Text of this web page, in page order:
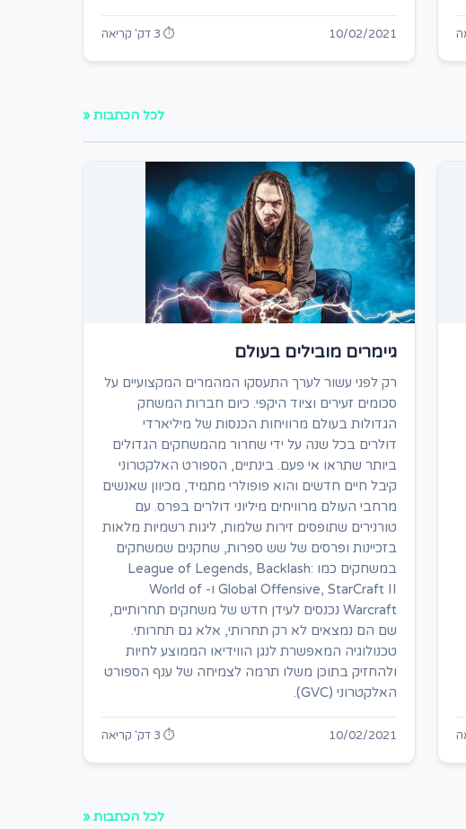
10/02/2021 ⏱ 3 דק' קריאה
לכל הכתבות «
גיימרים מובילים בעולם
רק לפני עשור לערך התעסקו המהמרים המקצועיים על
סכומים זעירים וציוד היקפי. כיום חברות המשחק
הגדולות בעולם מרוויחות הכנסות של מיליארדי
דולרים בכל שנה על ידי שחרור מהמשחקים הגדולים
ביותר שתראו אי פעם. בינתיים, הספורט האלקטרוני
קיבל חיים חדשים והוא פופולרי מתמיד, מכיוון שאנשים
מרחבי העולם מרוויחים מיליוני דולרים בפרס. עם
טורנירים שתופסים זירות שלמות, ליגות רשמיות מלאות
בזכיינות ופרסים של שש ספרות, שחקנים שמשחקים
במשחקים כמו League of Legends, Backlash:
Global Offensive, StarCraft II ו- World of
Warcraft נכנסים לעידן חדש של משחקים תחרותיים,
שם הם נמצאים לא רק תחרותי, אלא גם תחרותי.
טכנולוגיה המאפשרת לנגן הווידיאו הממוצע לחיות
ולהחזיק בתוכן משלו תרמה לצמיחה של ענף הספורט
האלקטרוני (GVC).
10/02/2021 ⏱ 3 דק' קריאה
לכל הכתבות «